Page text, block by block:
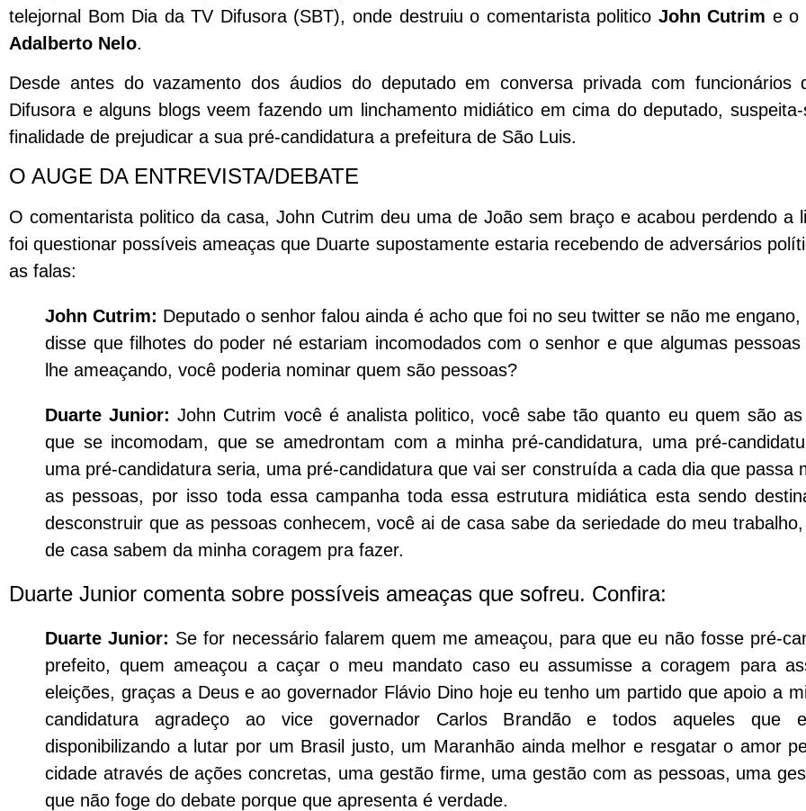
telejornal Bom Dia da TV Difusora (SBT), onde destruiu o comentarista politico John Cutrim e o
Adalberto Nelo.
Desde antes do vazamento dos áudios do deputado em conversa privada com funcionários
Difusora e alguns blogs veem fazendo um linchamento midiático em cima do deputado,
finalidade de prejudicar a sua pré-candidatura a prefeitura de São Luis.
O AUGE DA ENTREVISTA/DEBATE
O comentarista politico da casa, John Cutrim deu uma de João sem braço e acabou perdendo a
foi questionar possíveis ameaças que Duarte supostamente estaria recebendo de adversários
as falas:
John Cutrim: Deputado o senhor falou ainda é acho que foi no seu twitter se não me engano,
disse que filhotes do poder né estariam incomodados com o senhor e que algumas
lhe ameaçando, você poderia nominar quem são pessoas?
Duarte Junior:John Cutrim você é analista politico, você sabe tão quanto eu quem são
que se incomodam, que se amedrontam com a minha pré-candidatura, uma pré-
uma pré-candidatura seria, uma pré-candidatura que vai ser construída a cada dia que passa
as pessoas, por isso toda essa campanha toda essa estrutura midiática esta sendo
desconstruir que as pessoas conhecem, você ai de casa sabe da seriedade do meu
de casa sabem da minha coragem pra fazer.
Duarte Junior comenta sobre possíveis ameaças que sofreu. Confira:
Duarte Junior: Se for necessário falarem quem me ameaçou, para que eu não fosse pré-
prefeito, quem ameaçou a caçar o meu mandato caso eu assumisse a coragem para
eleições, graças a Deus e ao governador Flávio Dino hoje eu tenho um partido que apoio a
candidatura agradeço ao vice governador Carlos Brandão e todos aqueles que
disponibilizando a lutar por um Brasil justo, um Maranhão ainda melhor e resgatar o amor
cidade através de ações concretas, uma gestão firme, uma gestão com as pessoas, uma
que não foge do debate porque que apresenta é verdade.